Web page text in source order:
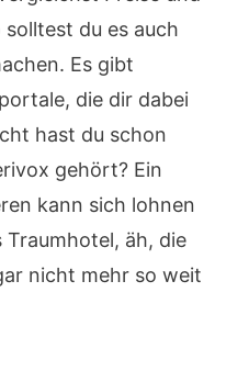
solltest du es auch
Es gibt
die dir dabei
hast du schon
gehört? Ein
kann sich lohnen
äh, die
nicht mehr so weit